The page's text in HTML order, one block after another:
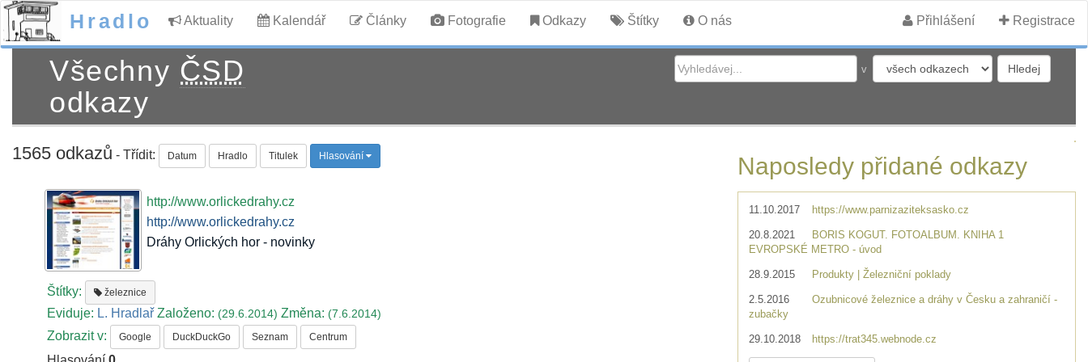
Hradlo Aktuality Kalendář Články Fotografie Odkazy Štítky O nás Přihlášení Registrace
Všechny ČSD
odkazy
v
1565 odkazů - Třídit: Datum Hradlo Titulek Hlasování
http://www.orlickedrahy.cz
http://www.orlickedrahy.cz
Dráhy Orlických hor - novinky
Štítky: železnice
Eviduje: L. Hradlař Založeno:(29.6.2014)Změna:(7.6.2014)
Zobrazit v: Google DuckDuckGo Seznam Centrum
Naposledy přidané odkazy
11.10.2017 https://www.parnizaziteksasko.cz
20.8.2021
BORIS KOGUT. FOTOALBUM. KNIHA 1
EVROPSKÉ METRO - úvod
28.9.2015 Produkty | Železniční poklady
2.5.2016
Ozubnicové železnice a dráhy v Česku a zahraničí -
zubačky
29.10.2018 https://trat345.webnode.cz